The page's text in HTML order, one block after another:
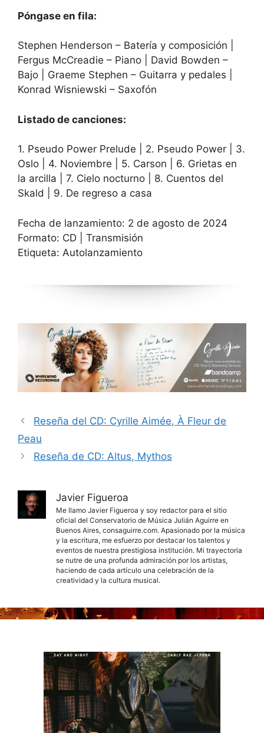
Póngase en fila:
Stephen Henderson – Batería y composición |
Fergus McCreadie – Piano | David Bowden –
Bajo | Graeme Stephen – Guitarra y pedales |
Konrad Wisniewski – Saxofón
Listado de canciones:
1. Pseudo Power Prelude | 2. Pseudo Power | 3.
Oslo | 4. Noviembre | 5. Carson | 6. Grietas en
la arcilla | 7. Cielo nocturno | 8. Cuentos del
Skald | 9. De regreso a casa
Fecha de lanzamiento: 2 de agosto de 2024
Formato: CD | Transmisión
Etiqueta: Autolanzamiento
Reseña del CD: Cyrille Aimée, À Fleur de
Peau
Reseña de CD: Altus, Mythos
Javier Figueroa
Me llamo Javier Figueroa y soy redactor para el sitio
oficial del Conservatorio de Música Julián Aguirre en
Buenos Aires, consaguirre.com. Apasionado por la música
y la escritura, me esfuerzo por destacar los talentos y
eventos de nuestra prestigiosa institución. Mi trayectoria
se nutre de una profunda admiración por los artistas,
haciendo de cada artículo una celebración de la
creatividad y la cultura musical.